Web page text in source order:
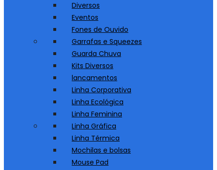
Diversos
Eventos
Fones de Ouvido
Garrafas e Squeezes
Guarda Chuva
Kits Diversos
lancamentos
Linha Corporativa
Linha Ecológica
Linha Feminina
Linha Gráfica
Linha Térmica
Mochilas e bolsas
Mouse Pad